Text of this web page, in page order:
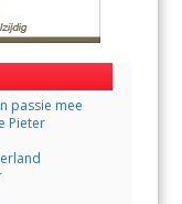
passie mee
Pieter